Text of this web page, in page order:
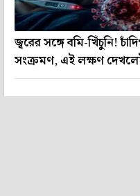
জ্বরের সঙ্গে বমি-খিঁচুনি!
সংক্রমণ, এই লক্ষণ